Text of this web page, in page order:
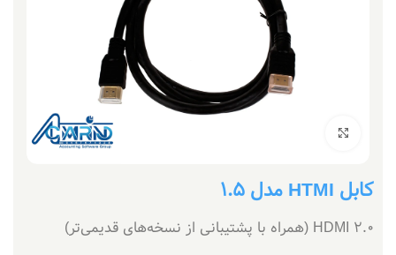
کابل HTMI مدل 1.5
HDMI 2.0 (همراه با پشتیبانی از نسخه‌های قدیمی‌تر)